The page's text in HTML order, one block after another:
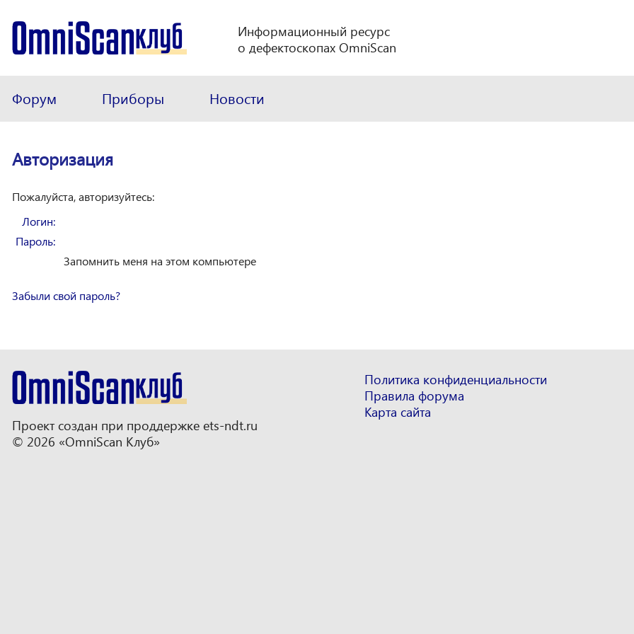
Информационный ресурс
о дефектоскопах OmniScan
Форум Приборы Новости
Авторизация
Пожалуйста, авторизуйтесь:
Логин:
Пароль:
Запомнить меня на этом компьютере
Забыли свой пароль?
Проект создан при проддержке ets-ndt.ru
© 2026 «OmniScan Клуб»
Политика конфиденциальности
Правила форума
Карта сайта